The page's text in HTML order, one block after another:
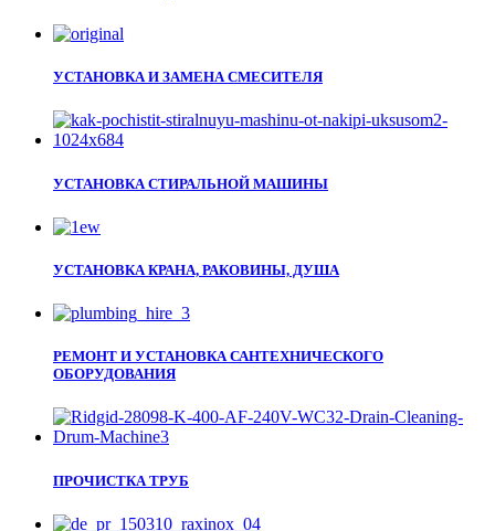
УСТАНОВКА И ЗАМЕНА СМЕСИТЕЛЯ
УСТАНОВКА СТИРАЛЬНОЙ МАШИНЫ
УСТАНОВКА КРАНА, РАКОВИНЫ, ДУША
РЕМОНТ И УСТАНОВКА САНТЕХНИЧЕСКОГО
ОБОРУДОВАНИЯ
ПРОЧИСТКА ТРУБ